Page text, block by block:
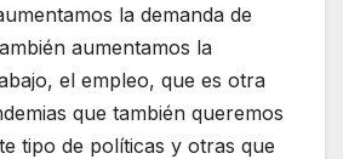
la demanda de
aumentamos la
el empleo, que es otra
que también queremos
tipo de políticas y otras que